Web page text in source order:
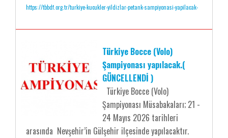
https://tbbdf.org.tr/turkiye-kucukler-yildizlar-petank-sampiyonasi-yapilacak-
Türkiye Bocce (Volo)
Şampiyonası yapılacak.(
GÜNCELLENDİ )
Türkiye Bocce (Volo)
Şampiyonası Müsabakaları; 21 -
24 Mayıs 2026 tarihleri
arasında Nevşehir’in Gülşehir ilçesinde yapılacaktır.